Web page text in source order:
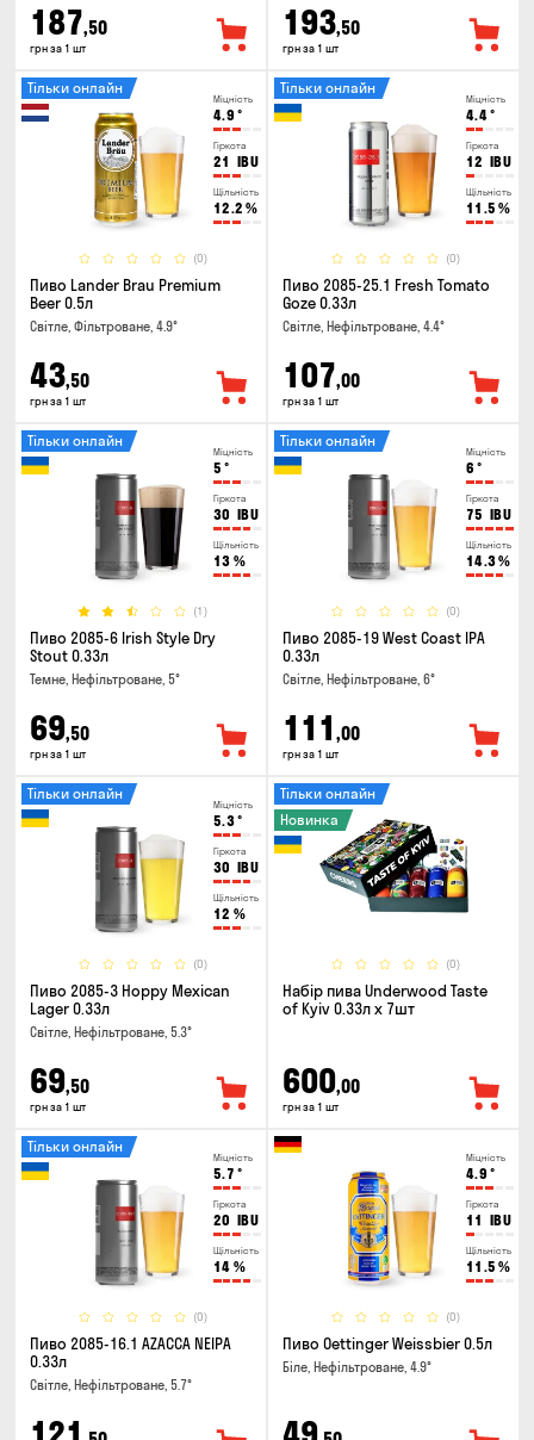
187,50
грн за 1 шт
193,50
грн за 1 шт
Міцність
4.9 °
Гіркота
21 IBU
Щільність
12.2 %
(0)
Тільки онлайн
Пиво Lander Brau Premium
Beer 0.5л
Світле, Фільтроване, 4.9°
43,50
грн за 1 шт
Міцність
4.4°
Гіркота
12 IBU
Щільність
11.5 %
(0)
Тільки онлайн
Пиво 2085-25.1 Fresh Tomato
Goze 0.33л
Світле, Нефільтроване, 4.4°
107,00
грн за 1 шт
Міцність
5 °
Гіркота
30 IBU
Щільність
13 %
(1)
Тільки онлайн
Пиво 2085-6 Irish Style Dry
Stout 0.33л
Темне, Нефільтроване, 5°
69,50
грн за 1 шт
Міцність
6 °
Гіркота
75 IBU
Щільність
14.3%
(0)
Тільки онлайн
Пиво 2085-19 West Coast IPA
0.33л
Світле, Нефільтроване, 6°
111 ,00
грн за 1 шт
Міцність
5.3°
Гіркота
30 IBU
Щільність
12 %
(0)
Тільки онлайн
Пиво 2085-3 Hoppy Mexican
Lager 0.33л
Світле, Нефільтроване, 5.3°
69,50
грн за 1 шт
(0)
Тільки онлайн
Новинка
Набір пива Underwood Taste
of Kyiv 0.33л x 7шт
600,00
грн за 1 шт
Міцність
5.7 °
Гіркота
20 IBU
Щільність
14 %
(0)
Тільки онлайн
Пиво 2085-16.1 AZACCA NEIPA
0.33л
Світле, Нефільтроване, 5.7°
Міцність
4.9 °
Гіркота
11 IBU
Щільність
11.5 %
(0)
Пиво Oettinger Weissbier 0.5л
Біле, Нефільтроване, 4.9°